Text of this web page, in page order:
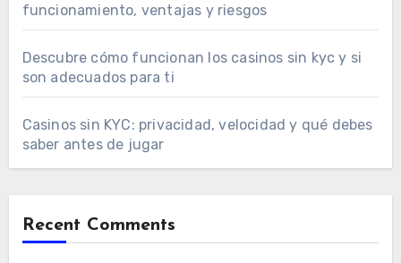
funcionamiento, ventajas y riesgos
Descubre cómo funcionan los casinos sin kyc y si
son adecuados para ti
Casinos sin KYC: privacidad, velocidad y qué debes
saber antes de jugar
Recent Comments